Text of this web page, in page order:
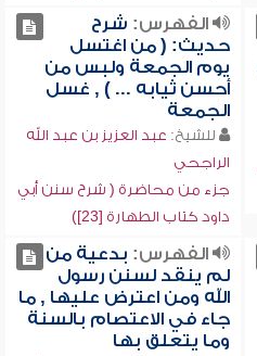
الفهرس: شرح
حديث: ( من اغتسل
يوم الجمعة ولبس من
أحسن ثيابه ... ) , غسل
الجمعة
للشيخ: عبد العزيز بن عبد الله
الراجحي
جزء من محاضرة ( شرح سنن أبي
داود كتاب الطهارة [23])
الفهرس: بدعية من
لم ينقد لسنن رسول
الله ومن اعترض عليها , ما
جاء في الاعتصام بالسنة
وما يتعلق بها